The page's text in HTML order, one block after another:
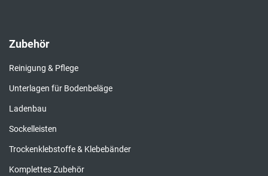
Zubehör
Reinigung & Pflege
Unterlagen für Bodenbeläge
Ladenbau
Sockelleisten
Trockenklebstoffe & Klebebänder
Komplettes Zubehör